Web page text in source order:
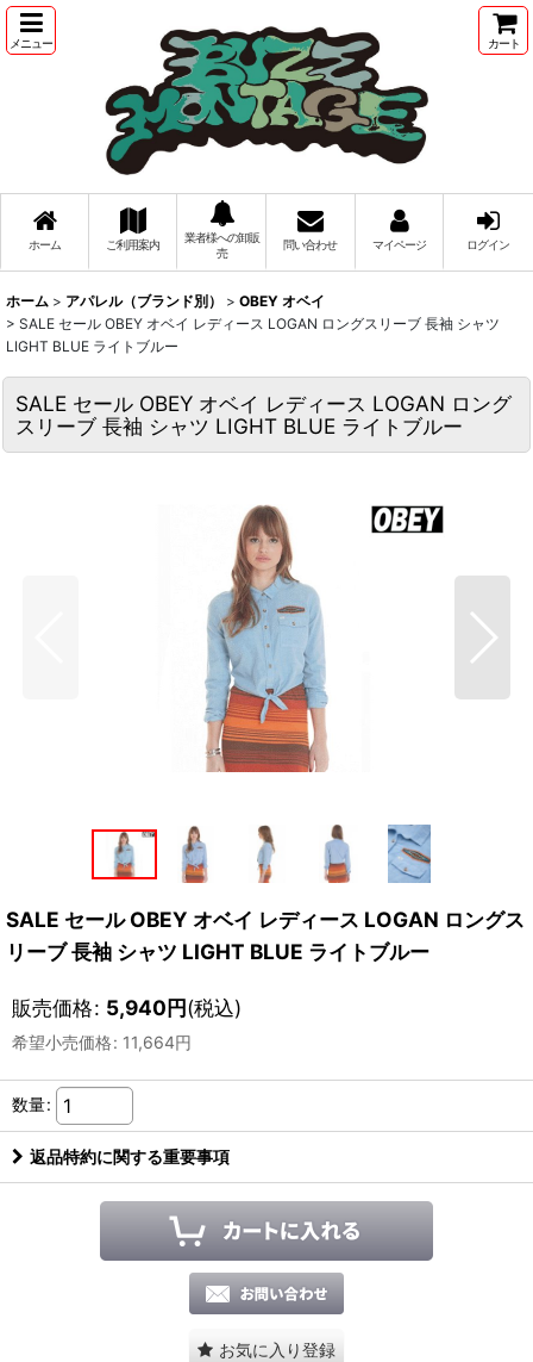
メニュー カート
ホーム ご利用案内
業者様への卸販
売
問い合わせ マイページ ログイン
ホーム > アパレル（ブランド別） > OBEY オベイ
> SALE セール OBEY オベイ レディース LOGAN ロングスリーブ 長袖 シャツ
LIGHT BLUE ライトブルー
SALE セール OBEY オベイ レディース LOGAN ロング
スリーブ 長袖 シャツ LIGHT BLUE ライトブルー
SALE セール OBEY オベイ レディース LOGAN ロングス
リーブ 長袖 シャツ LIGHT BLUE ライトブルー
販売価格: 5,940円(税込)
希望小売価格: 11,664円
数量:
返品特約に関する重要事項
お気に入り登録